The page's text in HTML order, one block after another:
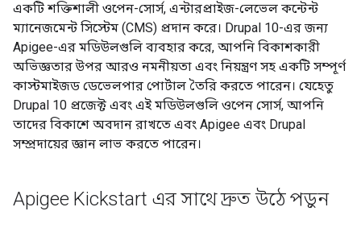
একটি শক্তিশালী ওপেন-সোর্স, এন্টারপ্রাইজ-লেভেল কন্টেন্ট
ম্যানেজমেন্ট সিস্টেম (CMS) প্রদান করে। Drupal 10-এর জন্য
Apigee-এর মডিউলগুলি ব্যবহার করে, আপনি বিকাশকারী
অভিজ্ঞতার উপর আরও নমনীয়তা এবং নিয়ন্ত্রণ সহ একটি সম্পূর্ণ
কাস্টমাইজড ডেভেলপার পোর্টাল তৈরি করতে পারেন। যেহেতু
Drupal 10 প্রজেক্ট এবং এই মডিউলগুলি ওপেন সোর্স, আপনি
তাদের বিকাশে অবদান রাখতে এবং Apigee এবং Drupal
সম্প্রদায়ের জ্ঞান লাভ করতে পারেন।
Apigee Kickstart এর সাথে দ্রুত উঠে পড়ুন